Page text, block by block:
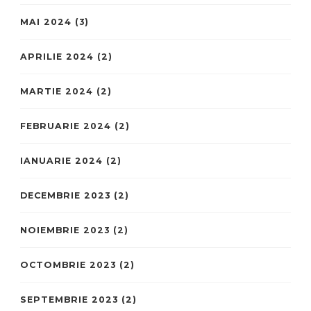
MAI 2024 (3)
APRILIE 2024 (2)
MARTIE 2024 (2)
FEBRUARIE 2024 (2)
IANUARIE 2024 (2)
DECEMBRIE 2023 (2)
NOIEMBRIE 2023 (2)
OCTOMBRIE 2023 (2)
SEPTEMBRIE 2023 (2)